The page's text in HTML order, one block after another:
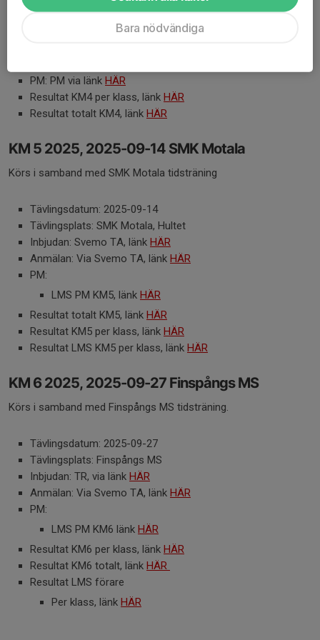
Tävlingsdatum: 2025-08-24
Tävlingsplats: Sviestad
PM: PM via länk HÄR
Resultat KM4 per klass, länk HÄR
Resultat totalt KM4, länk HÄR
KM 5 2025, 2025-09-14 SMK Motala
Körs i samband med SMK Motala tidsträning
Tävlingsdatum: 2025-09-14
Tävlingsplats: SMK Motala, Hultet
Inbjudan: Svemo TA, länk HÄR
Anmälan: Via Svemo TA, länk HÄR
PM:
LMS PM KM5, länk HÄR
Resultat totalt KM5, länk HÄR
Resultat KM5 per klass, länk HÄR
Resultat LMS KM5 per klass, länk HÄR
KM 6 2025, 2025-09-27 Finspångs MS
Körs i samband med Finspångs MS tidsträning.
Tävlingsdatum: 2025-09-27
Tävlingsplats: Finspångs MS
Inbjudan: TR, via länk HÄR
Anmälan: Via Svemo TA, länk HÄR
PM:
LMS PM KM6 länk HÄR
Resultat KM6 per klass, länk HÄR
Resultat KM6 totalt, länk HÄR
Resultat LMS förare
Per klass, länk HÄR
Bara nödvändiga